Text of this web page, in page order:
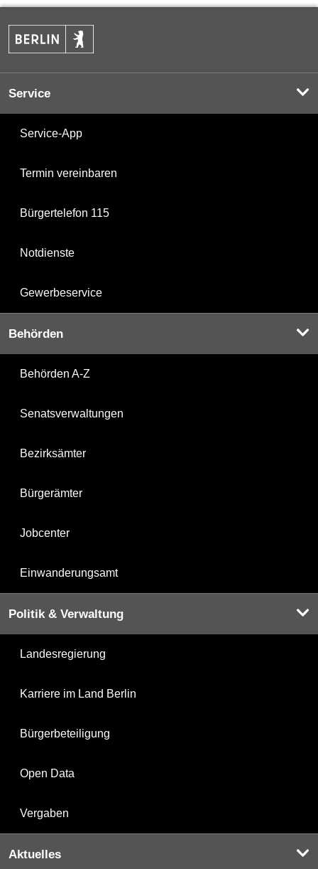
Service
Service-App
Termin vereinbaren
Bürgertelefon 115
Notdienste
Gewerbeservice
Behörden
Behörden A-Z
Senatsverwaltungen
Bezirksämter
Bürgerämter
Jobcenter
Einwanderungsamt
Politik & Verwaltung
Landesregierung
Karriere im Land Berlin
Bürgerbeteiligung
Open Data
Vergaben
Aktuelles